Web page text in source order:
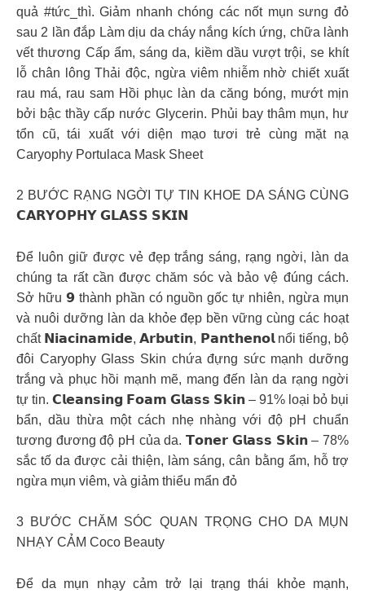
quả #tức_thì. Giảm nhanh chóng các nốt mụn sưng đỏ
sau 2 lần đắp Làm dịu da cháy nắng kích ứng, chữa lành
vết thương Cấp ẩm, sáng da, kiềm dầu vượt trội, se khít
lỗ chân lông Thải độc, ngừa viêm nhiễm nhờ chiết xuất
rau má, rau sam Hồi phục làn da căng bóng, mướt mịn
bởi bậc thầy cấp nước Glycerin. Phủi bay thâm mụn, hư
tổn cũ, tái xuất với diện mạo tươi trẻ cùng mặt nạ
Caryophy Portulaca Mask Sheet
2 BƯỚC RẠNG NGỜI TỰ TIN KHOE DA SÁNG CÙNG
𝗖𝗔𝗥𝗬𝗢𝗣𝗛𝗬 𝗚𝗟𝗔𝗦𝗦 𝗦𝗞𝗜𝗡
Để luôn giữ được vẻ đẹp trắng sáng, rạng ngời, làn da
chúng ta rất cần được chăm sóc và bảo vệ đúng cách.
Sở hữu 𝟵 thành phần có nguồn gốc tự nhiên, ngừa mụn
và nuôi dưỡng làn da khỏe đẹp bền vững cùng các hoạt
chất 𝗡𝗶𝗮𝗰𝗶𝗻𝗮𝗺𝗶𝗱𝗲, 𝗔𝗿𝗯𝘂𝘁𝗶𝗻, 𝗣𝗮𝗻𝘁𝗵𝗲𝗻𝗼𝗹 nổi tiếng, bộ
đôi Caryophy Glass Skin chứa đựng sức mạnh dưỡng
trắng và phục hồi mạnh mẽ, mang đến làn da rạng ngời
tự tin. 𝗖𝗹𝗲𝗮𝗻𝘀𝗶𝗻𝗴 𝗙𝗼𝗮𝗺 𝗚𝗹𝗮𝘀𝘀 𝗦𝗸𝗶𝗻 – 91% loại bỏ bụi
bẩn, dầu thừa một cách nhẹ nhàng với độ pH chuẩn
tương đương độ pH của da. 𝗧𝗼𝗻𝗲𝗿 𝗚𝗹𝗮𝘀𝘀 𝗦𝗸𝗶𝗻 – 78%
sắc tố da được cải thiện, làm sáng, cân bằng ẩm, hỗ trợ
ngừa mụn viêm, và giảm thiểu mẩn đỏ
3 BƯỚC CHĂM SÓC QUAN TRỌNG CHO DA MỤN
NHẠY CẢM Coco Beauty
Để da mụn nhạy cảm trở lại trạng thái khỏe mạnh,